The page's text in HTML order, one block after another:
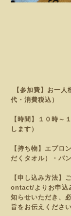
【参加費】お一
代・消費税込）
【時間】１０時～
します）
【持ち物】エプロ
だくタオル）・パ
【申し込み方法】
ontact/よりお申込
知らせいただき、
旨をお伝えください